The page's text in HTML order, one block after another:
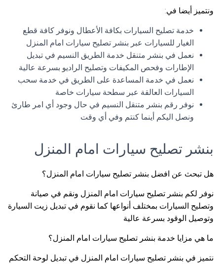
ونتميز أيضا في:
خدمة تصليح السيارات بكافة الأعطال ونوفر كافة قطع
الغيار للسيارات عبر بنشر تصليح سيارات امام المنزل
نعمل في بنشر متنقل خدمة الطريق النسيم في تبديل
الإطارات وفحص المكيفات وتصليح الراديو بسرعة عالية
نعمل في خدمة المساعدة على الطريق في خدمة سحب
السيارات العالقة عبر سطحة سيارات خاصة
نوفر رقم بنشر متنقل النسيم في حال وجود أي امر طارئ
ونصل اليكم أينما كنتم وفي أي وقت
بنشر تصليح سيارات امام المنزل
هل تبحث عن افضل بنشر تصليح سيارات امام المنزل؟
نوفر لكم بنشر تصليح سيارات امام المنزل ونقم في صيانة
وتصليح السيارات بمختلف أنواعها كما نقوم في تبديل زيت السيارة
وتوصيل الوقود بسرعة عالية
ما هي مزايا خدمة بنشر تصليح سيارات امام المنزل؟
نتميز في بنشر تصليح سيارات امام المنزل في تبديل لوحة التحكم